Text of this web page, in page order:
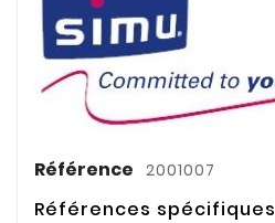
Référence 2001007
Références spécifiques